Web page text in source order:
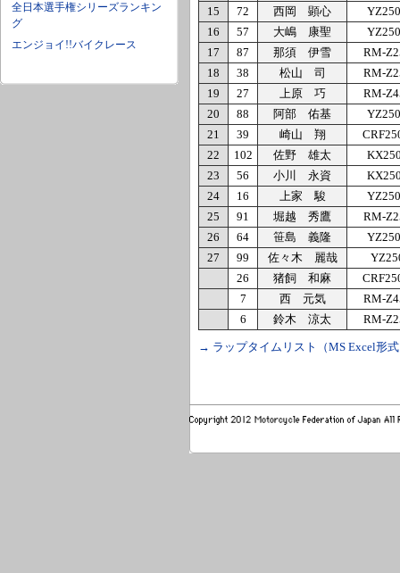
全日本選手権シリーズランキン
グ
エンジョイ!!バイクレース
15
72 西岡 顕心
16
57 大嶋 康聖
17
87 那須 伊雪
RM-
18
38 松山 司
RM-
19
27 上原 巧
RM-
20
88 阿部 佑基
21
39 崎山 翔
22
102 佐野 雄太
23
56 小川 永資
24
16 上家 駿
25
91 堀越 秀鷹
RM-
26
64 笹島 義隆
27
99 佐々木 麗哉
26
猪飼 和麻
7
西 元気
RM-
6
鈴木 涼太 RM-
→ ラップタイムリスト（MS Excel形